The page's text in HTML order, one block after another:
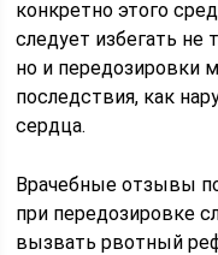
конкретно этого
следует избегать не
но и передозировки
последствия, как
сердца.
Врачебные отзывы
при передозировке
вызвать рвотный